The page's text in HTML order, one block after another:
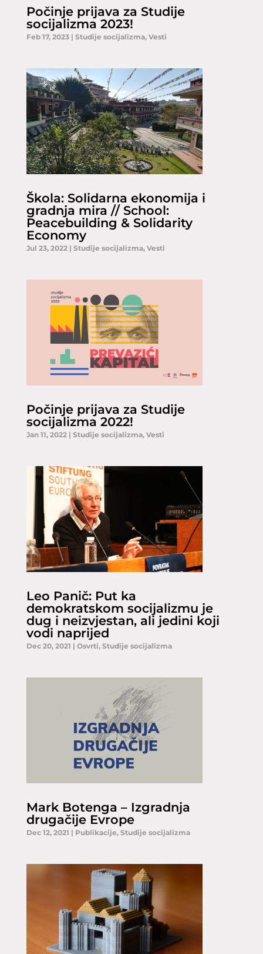
Počinje prijava za Studije
socijalizma 2023!
Feb 17, 2023| Studije socijalizma, Vesti
Škola: Solidarna ekonomija i
gradnja mira // School:
Peacebuilding & Solidarity
Economy
Jul 23, 2022| Studije socijalizma, Vesti
Počinje prijava za Studije
socijalizma 2022!
Jan 11, 2022| Studije socijalizma, Vesti
Leo Panič: Put ka
demokratskom socijalizmu je
dug i neizvjestan, ali jedini koji
vodi naprijed
Dec 20, 2021 | Osvrti, Studije socijalizma
Mark Botenga – Izgradnja
drugačije Evrope
Dec 12, 2021 | Publikacije, Studije socijalizma